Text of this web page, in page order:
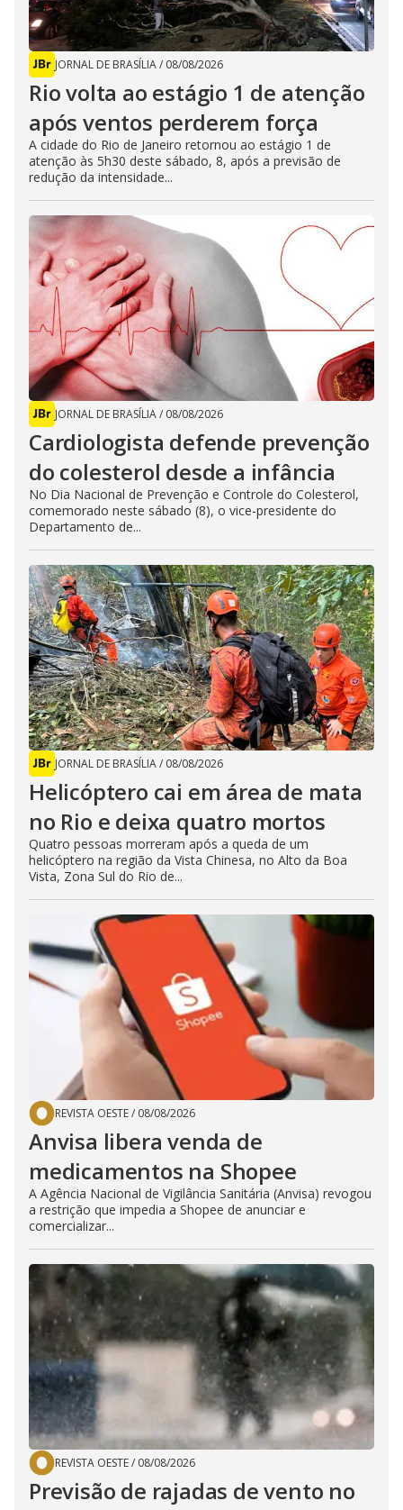
JORNAL DE BRASÍLIA/ 08/08/2026
Rio volta ao estágio 1 de atenção
após ventos perderem força
A cidade do Rio de Janeiro retornou ao estágio 1 de
atenção às 5h30 deste sábado, 8, após a previsão de
redução da intensidade...
JORNAL DE BRASÍLIA/ 08/08/2026
Cardiologista defende prevenção
do colesterol desde a infância
No Dia Nacional de Prevenção e Controle do Colesterol,
comemorado neste sábado (8), o vice-presidente do
Departamento de...
JORNAL DE BRASÍLIA/ 08/08/2026
Helicóptero cai em área de mata
no Rio e deixa quatro mortos
Quatro pessoas morreram após a queda de um
helicóptero na região da Vista Chinesa, no Alto da Boa
Vista, Zona Sul do Rio de...
REVISTA OESTE/ 08/08/2026
Anvisa libera venda de
medicamentos na Shopee
A Agência Nacional de Vigilância Sanitária (Anvisa) revogou
a restrição que impedia a Shopee de anunciar e
comercializar...
REVISTA OESTE/ 08/08/2026
Previsão de rajadas de vento no